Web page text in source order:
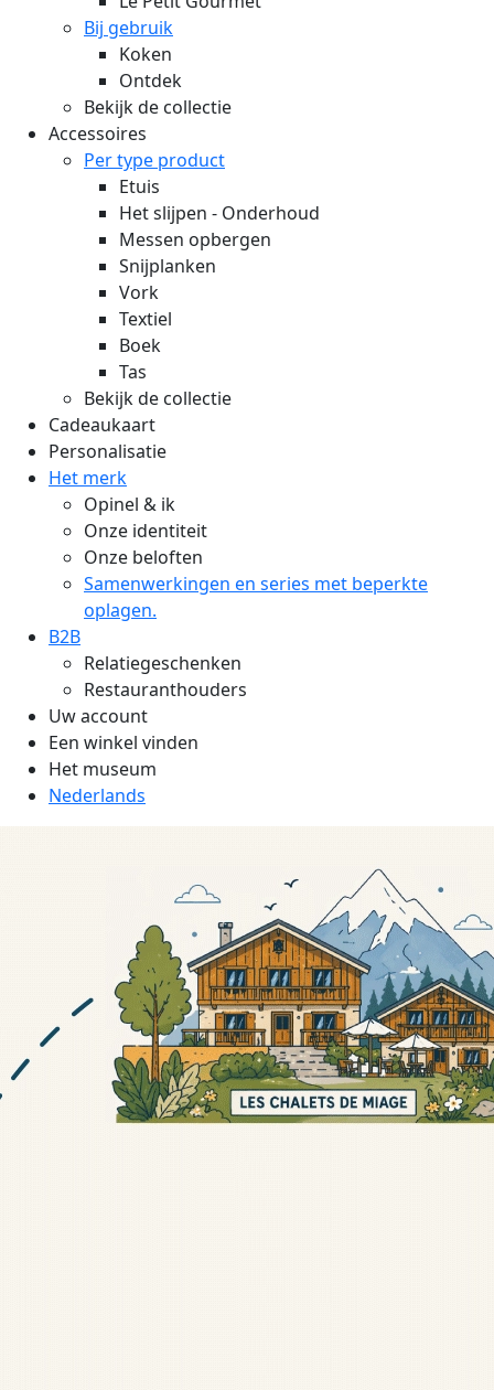
Bij gebruik
Koken
Ontdek
Bekijk de collectie
Accessoires
Per type product
Etuis
Het slijpen - Onderhoud
Messen opbergen
Snijplanken
Vork
Textiel
Boek
Tas
Bekijk de collectie
Cadeaukaart
Personalisatie
Het merk
Opinel & ik
Onze identiteit
Onze beloften
Samenwerkingen en series met beperkte
oplagen.
B2B
Relatiegeschenken
Restauranthouders
Uw account
Een winkel vinden
Het museum
Nederlands